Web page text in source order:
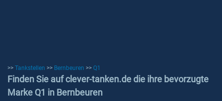
>> Tankstellen >> Bernbeuren >> Q1
Finden Sie auf clever-tanken.de die ihre bevorzugte
Marke Q1 in Bernbeuren